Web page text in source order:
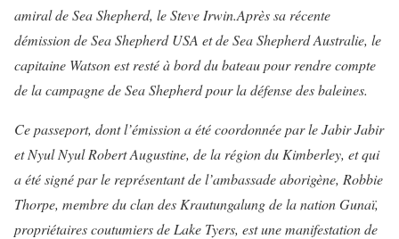
amiral de Sea Shepherd, leSteve Irwin.Après sa récente
démission de Sea Shepherd USA et de Sea Shepherd Australie, le
capitaine Watson est resté à bord du bateau pour rendre compte
de la campagne de Sea Shepherd pour la défense des baleines.
Ce passeport, dont l’émission a été coordonnée par le Jabir Jabir
et Nyul Nyul Robert Augustine, de la région du Kimberley, et qui
a été signé par le représentant de l’ambassade aborigène, Robbie
Thorpe, membre du clan des Krautungalung de la nation Gunaï,
propriétaires coutumiers de Lake Tyers, est une manifestation de